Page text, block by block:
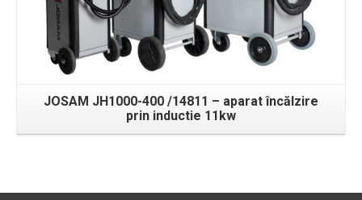
JOSAM JH1000-400 /14811 – aparat încălzire
prin inductie 11kw